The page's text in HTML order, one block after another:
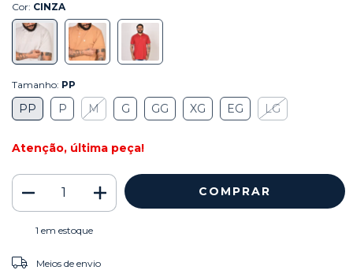
Cor: CINZA
Tamanho: PP
PP P M G GG XG EG LG
Atenção, última peça!
1 em estoque
Entregas para o CEP:
Meios de envio